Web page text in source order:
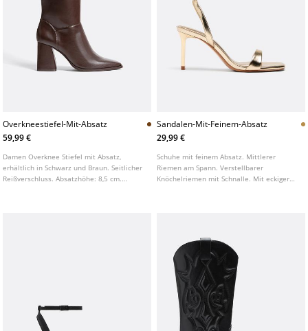
Overkneestiefel-Mit-Absatz
59,99 €
Damen Overknee Stiefel mit Absatz,
erhältlich in Schwarz und Braun. Seitlicher
Reißverschluss. Absatzhöhe: 8,5 cm.
Sandalen-Mit-Feinem-Absatz
29,99 €
Schuhe mit feinem Absatz. Mittlerer
Riemen am Spann. Verstellbarer
Knöchelriemen mit Schnalle. Mit eckiger